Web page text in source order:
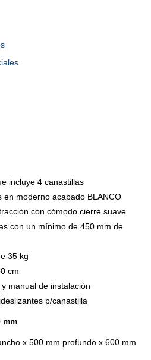
incluye 4 canastillas
en moderno acabado BLANCO
con cómodo cierre suave
con un mínimo de 450 mm de
35 kg
cm
manual de instalación
p/canastilla
mm
x 500 mm profundo x 600 mm